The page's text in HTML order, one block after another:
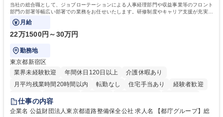
当社の総合職として、ジョブローテーションによる人事経理部門や収益事業等のフロント
部門の部署等幅広い部署での業務をお任せいたします。研修制度やキャリア支援が充実し
ております！ ※下記業務詳細
月給
22万1500円～30万円
勤務地
東京都新宿区
業界未経験歓迎
年間休日120日以上
介護休暇あり
月平均残業時間20時間以内
転勤なし 住宅手当あり
経験者歓迎
研修あり
退職金あり
駅近5分以内
資格取得手当あり 食事補助あり
仕事の内容
企業名 公益財団法人東京都道路整備保全公社 求人名 【都庁グループ】総